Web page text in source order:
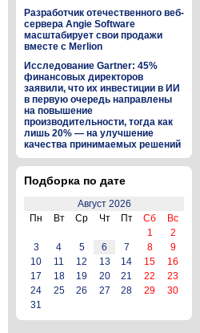
Разработчик отечественного веб-
сервера Angie Software
масштабирует свои продажи
вместе с Merlion
Исследование Gartner: 45%
финансовых директоров
заявили, что их инвестиции в ИИ
в первую очередь направлены
на повышение
производительности, тогда как
лишь 20% — на улучшение
качества принимаемых решений
Подборка по дате
Август 2026
Пн
Вт Ср Чт Пт Сб
Вс
1
2
3
4 5 6 7 8
9
10
11 12 13 14 15
16
17
18 19 20 21 22
23
24
25 26 27 28 29
30
31